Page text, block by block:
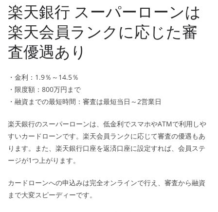
楽天銀行 スーパーローンは
楽天会員ランクに応じた審
査優遇あり
・金利：1.9％～14.5％
・限度額：800万円まで
・融資までの最短時間：審査は最短当日～2営業日
楽天銀行のスーパーローンは、低金利でスマホやATMで利用しや
すいカードローンです。楽天会員ランクに応じて審査の優遇もあ
ります。また、楽天銀行口座を返済口座に設定すれば、会員ステ
ージが1つ上がります。
カードローンへの申込みは完全オンラインで行え、審査から融資
まで大変スピーディーです。